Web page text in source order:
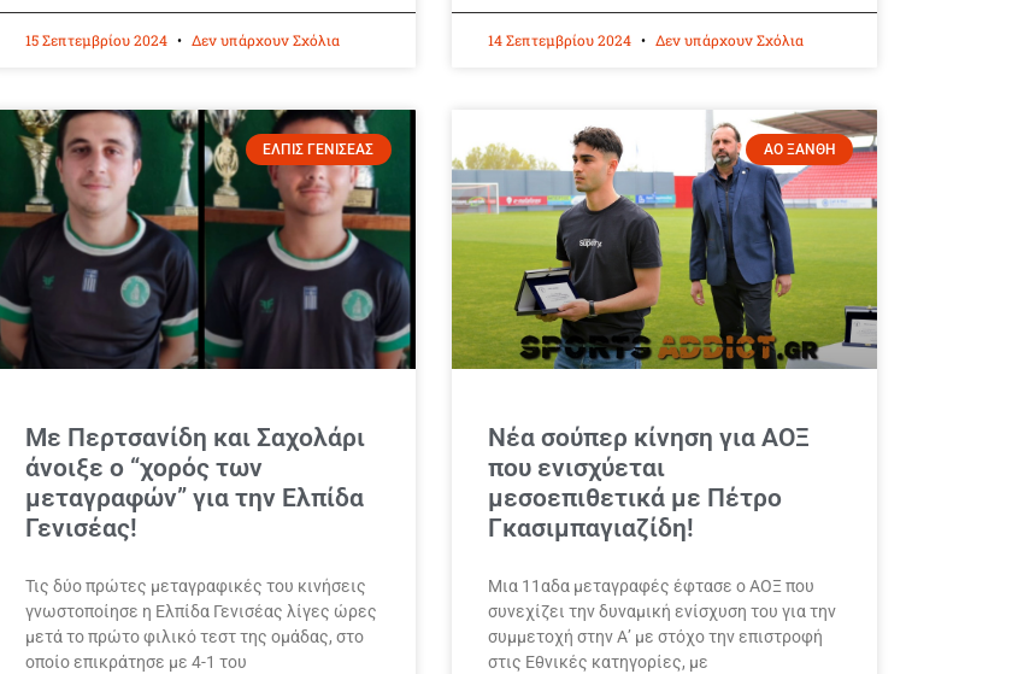
15 Σεπτεμβρίου 2024 Δεν υπάρχουν Σχόλια 14 Σεπτεμβρίου 2024 Δεν υπάρχουν Σχόλια
ΕΛΠΙΣ ΓΕΝΙΣΕΑΣ
Με Περτσανίδη και Σαχολάρι
άνοιξε ο “χορός των
μεταγραφών” για την Ελπίδα
Γενισέας!
Τις δύο πρώτες μεταγραφικές του κινήσεις
γνωστοποίησε η Ελπίδα Γενισέας λίγες ώρες
μετά το πρώτο φιλικό τεστ της ομάδας, στο
οποίο επικράτησε με 4-1 του
ΑΟ ΞΑΝΘΗ
Νέα σούπερ κίνηση για ΑΟΞ
που ενισχύεται
μεσοεπιθετικά με Πέτρο
Γκασιμπαγιαζίδη!
Μια 11αδα μεταγραφές έφτασε ο ΑΟΞ που
συνεχίζει την δυναμική ενίσχυση του για την
συμμετοχή στην Α’ με στόχο την επιστροφή
στις Εθνικές κατηγορίες, με